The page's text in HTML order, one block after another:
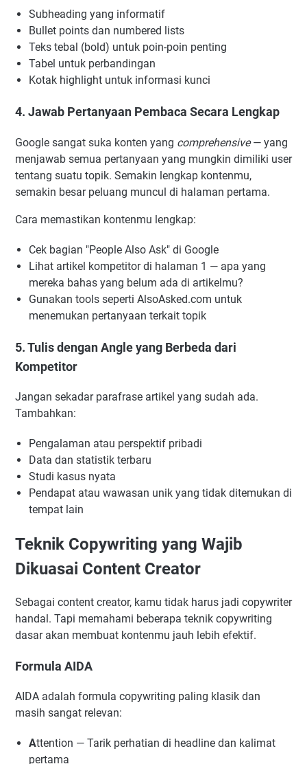
Subheading yang informatif
Bullet points dan numbered lists
Teks tebal (bold) untuk poin-poin penting
Tabel untuk perbandingan
Kotak highlight untuk informasi kunci
4. Jawab Pertanyaan Pembaca Secara Lengkap
Google sangat suka konten yang comprehensive— yang
menjawab semua pertanyaan yang mungkin dimiliki user
tentang suatu topik. Semakin lengkap kontenmu,
semakin besar peluang muncul di halaman pertama.
Cara memastikan kontenmu lengkap:
Cek bagian "People Also Ask" di Google
Lihat artikel kompetitor di halaman 1 — apa yang
mereka bahas yang belum ada di artikelmu?
Gunakan tools seperti AlsoAsked.com untuk
menemukan pertanyaan terkait topik
5. Tulis dengan Angle yang Berbeda dari
Kompetitor
Jangan sekadar parafrase artikel yang sudah ada.
Tambahkan:
Pengalaman atau perspektif pribadi
Data dan statistik terbaru
Studi kasus nyata
Pendapat atau wawasan unik yang tidak ditemukan di
tempat lain
Teknik Copywriting yang Wajib
Dikuasai Content Creator
Sebagai content creator, kamu tidak harus jadi copywriter
handal. Tapi memahami beberapa teknik copywriting
dasar akan membuat kontenmu jauh lebih efektif.
Formula AIDA
AIDA adalah formula copywriting paling klasik dan
masih sangat relevan:
Attention — Tarik perhatian di headline dan kalimat
pertama